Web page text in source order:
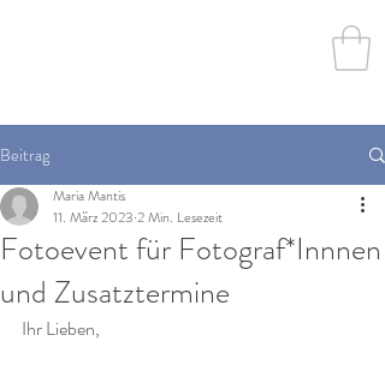
Beitrag
Fotoevent für Fotograf*Innnen
und Zusatztermine
Maria Mantis
11. März 2023 2 Min. Lesezeit
Ihr Lieben,